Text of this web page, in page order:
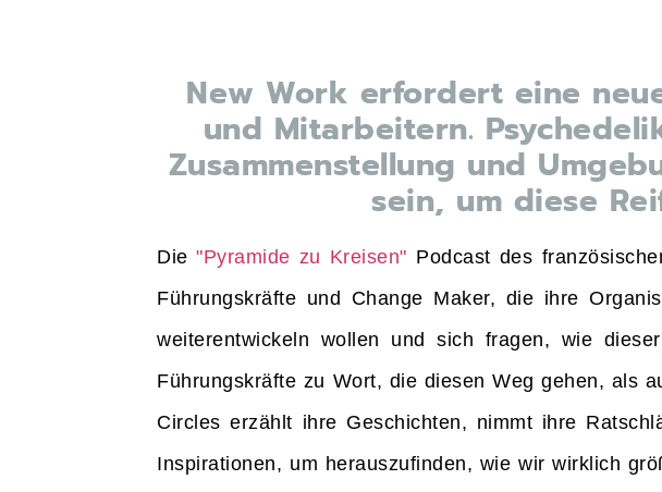
New Work erfordert eine
und Mitarbeitern.
Zusammenstellung und
sein, um diese
Die"Pyramide zu Kreisen" Podcast des
Führungskräfte und Change Maker, die ihre
weiterentwickeln wollen und sich fragen, wie
Führungskräfte zu Wort, die diesen Weg gehen, als
Circles erzählt ihre Geschichten, nimmt ihre
Inspirationen, um herauszufinden, wie wir wirklich